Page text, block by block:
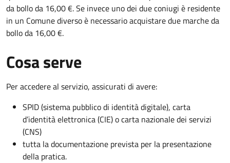
da bollo da 16,00 €. Se invece uno dei due coniugi è residente
in un Comune diverso è necessario acquistare due marche da
bollo da 16,00 €.
Cosa serve
Per accedere al servizio, assicurati di avere:
SPID (sistema pubblico di identità digitale), carta
d’identità elettronica (CIE) o carta nazionale dei servizi
(CNS)
tutta la documentazione prevista per la presentazione
della pratica.